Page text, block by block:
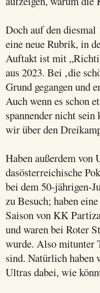
Doch auf den
eine neue Rubrik, in
Auftakt ist mit
aus 2023. Bei ‚die
Grund gegangen und
Auch wenn es schon
spannender nicht
wir über den
Haben außerdem
dasösterreichische
bei dem 50-jährigen-
zu Besuch; haben
Saison von KK
und waren bei Roter
wurde. Also mitunter
sind. Natürlich haben
Ultras dabei, wie